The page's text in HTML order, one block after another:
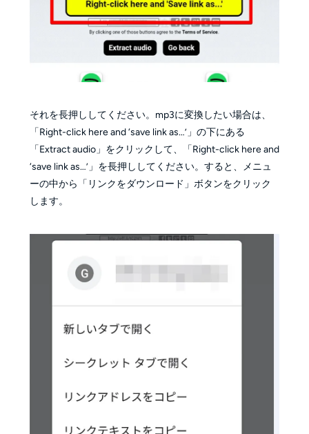
それを長押ししてください。mp3に変換したい場合は、
「Right-click here and ‘save link as…’」の下にある
「Extract audio」をクリックして、「Right-click here and
‘save link as…’」を長押ししてください。すると、メニュ
ーの中から「リンクをダウンロード」ボタンをクリック
します。